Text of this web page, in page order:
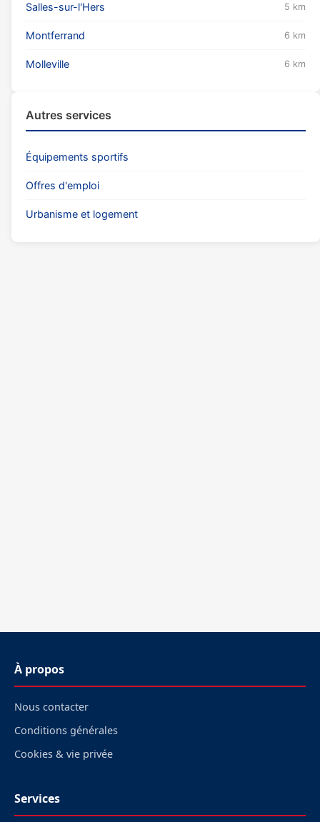
Salles-sur-l'Hers 5 km
Montferrand 6 km
Molleville 6 km
Autres services
Équipements sportifs
Offres d'emploi
Urbanisme et logement
À propos
Nous contacter
Conditions générales
Cookies & vie privée
Services